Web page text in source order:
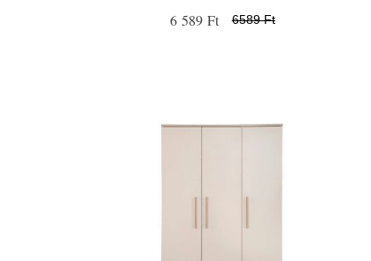
6 589 Ft 6589 Ft